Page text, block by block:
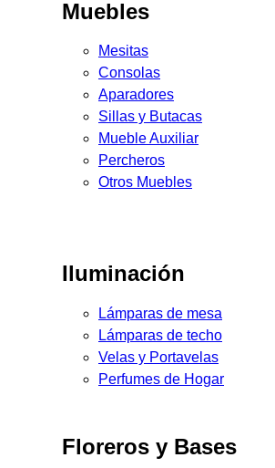
Muebles
Mesitas
Consolas
Aparadores
Sillas y Butacas
Mueble Auxiliar
Percheros
Otros Muebles
Iluminación
Lámparas de mesa
Lámparas de techo
Velas y Portavelas
Perfumes de Hogar
Floreros y Bases